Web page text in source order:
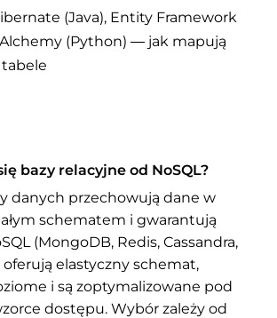
(Java), Entity Framework
(Python) — jak mapują
bazy relacyjne od NoSQL?
danych przechowują dane w
schematem i gwarantują
(MongoDB, Redis, Cassandra,
oferują elastyczny schemat,
i są zoptymalizowane pod
dostępu. Wybór zależy od